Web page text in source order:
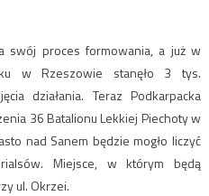
swój proces formowania, a już w
w Rzeszowie stanęło 3 tys.
działania. Teraz Podkarpacka
36 Batalionu Lekkiej Piechoty w
nad Sanem będzie mogło liczyć
Miejsce, w którym będą
ul. Okrzei.